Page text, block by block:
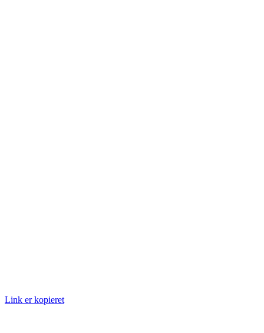
Link er kopieret